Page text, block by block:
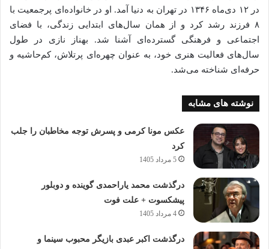
در ۱۲ دی‌ماه ۱۳۴۶ در تهران به دنیا آمد. او در خانواده‌ای پرجمعیت با
۸ فرزند رشد کرد و از همان سال‌های ابتدایی زندگی، با فضای
اجتماعی و فرهنگی گسترده‌ای آشنا شد. بهناز نازی در طول
سال‌های فعالیت هنری خود، به عنوان چهره‌ای پرتلاش، کم‌حاشیه و
حرفه‌ای شناخته می‌شد.
نوشته های مشابه
عکس مونا کرمی و پسرش توجه مخاطبان را جلب
کرد
5 مرداد 1405
درگذشت محمد یاراحمدی گوینده و دوبلور
پیشکسوت + علت فوت
4 مرداد 1405
درگذشت اکبر عبدی بازیگر محبوب سینما و